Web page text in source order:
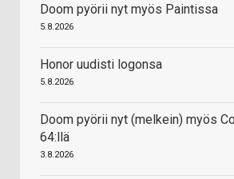
Doom pyörii nyt myös Paintissa
5.8.2026
Honor uudisti logonsa
5.8.2026
Doom pyörii nyt (melkein) myös
64:llä
3.8.2026